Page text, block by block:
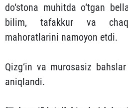
do‘stona muhitda o‘tgan
bilim, tafakkur va
mahoratlarini namoyon etdi.
Qizg‘in va murosasiz
aniqlandi.